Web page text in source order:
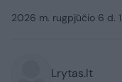
2026 m. rugpjūčio 6 d.
Lrytas.lt